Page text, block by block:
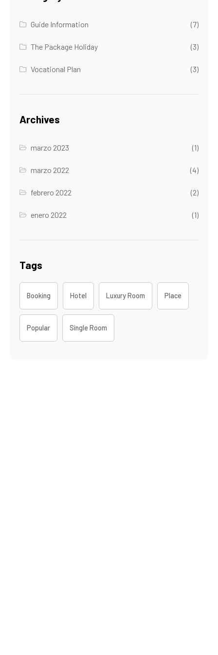
Guide Information (7)
The Package Holiday (3)
Vocational Plan (3)
Archives
marzo 2023 (1)
marzo 2022 (4)
febrero 2022 (2)
enero 2022 (1)
Tags
Booking Hotel Luxury Room Place
Popular Single Room